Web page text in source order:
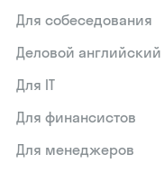
Для собеседования
Деловой английский
Для IT
Для финансистов
Для менеджеров